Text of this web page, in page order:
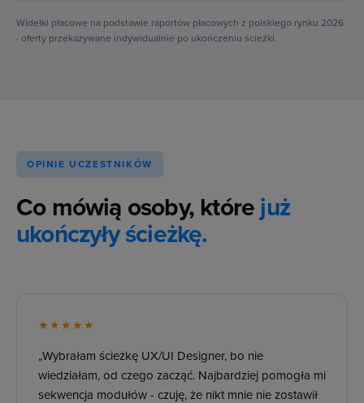
Widełki płacowe na podstawie raportów płacowych z polskiego rynku 2026
· oferty przekazywane indywidualnie po ukończeniu ścieżki.
OPINIE UCZESTNIKÓW
Co mówią osoby, które już
ukończyły ścieżkę.
★★★★★
„Wybrałam ścieżkę UX/UI Designer, bo nie
wiedziałam, od czego zacząć. Najbardziej pomogła mi
sekwencja modułów - czuję, że nikt mnie nie zostawił